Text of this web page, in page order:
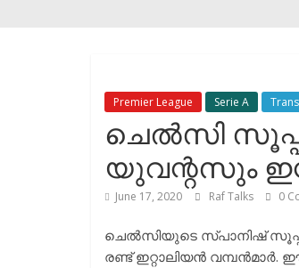
Premier League Serie A
ചെൽസി
യുവന്റസും
June 17, 2020 Raf Talks 0
ചെൽസിയുടെ സ്പാനിഷ്
രണ്ട് ഇറ്റാലിയൻ